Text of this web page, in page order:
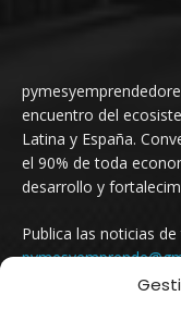
encuentro del
Latina y España.
el 90% de toda
desarrollo y
Publica las noticias